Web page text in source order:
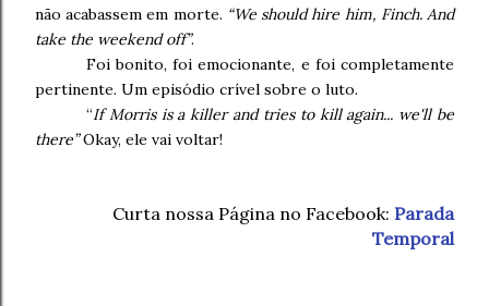
não acabassem em morte. “We should hire him, Finch. And
take the weekend off”.
Foi bonito, foi emocionante, e foi completamente
pertinente. Um episódio crível sobre o luto.
“If Morris is a killer and tries to kill again... we'll be
there”Okay, ele vai voltar!
Curta nossa Página no Facebook: Parada
Temporal